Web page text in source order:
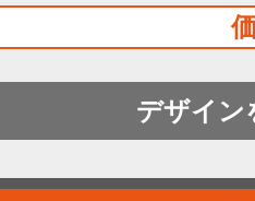
デザイン